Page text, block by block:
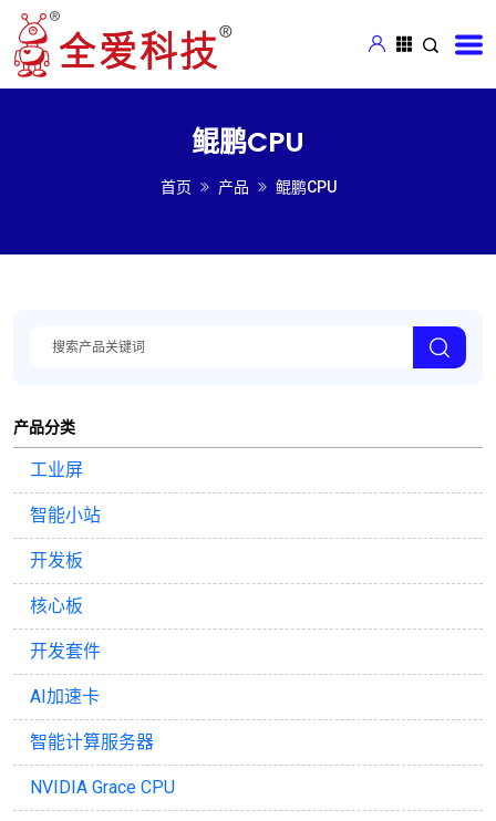
鲲鹏CPU
首页 产品 鲲鹏CPU
产品分类
工业屏
智能小站
开发板
核心板
开发套件
AI加速卡
智能计算服务器
NVIDIA Grace CPU